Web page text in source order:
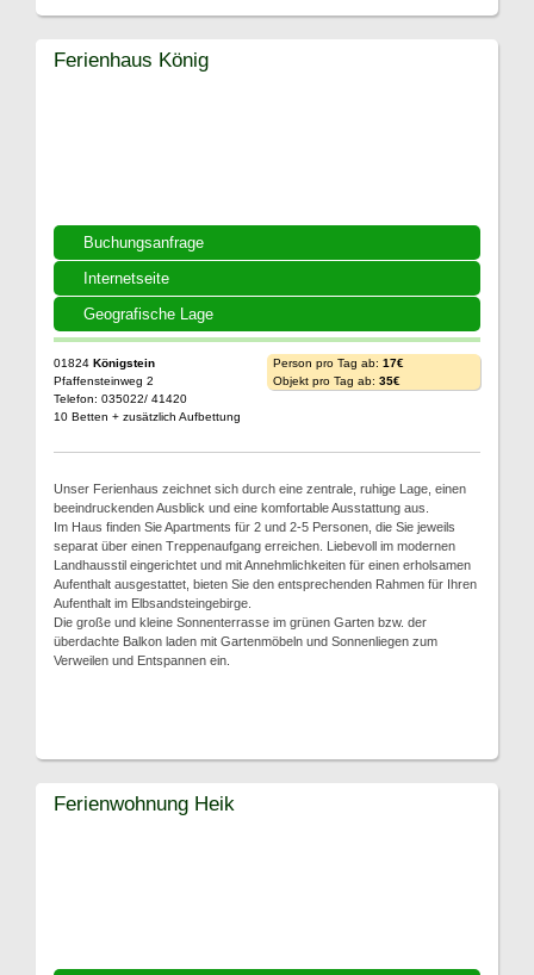
Buchungsanfrage
Internetseite
Geografische Lage
Ferienhaus König
01824 Königstein
Pfaffensteinweg 2
Telefon: 035022/ 41420
10 Betten + zusätzlich Aufbettung
Person pro Tag ab: 17€
Objekt pro Tag ab: 35€
Unser Ferienhaus zeichnet sich durch eine zentrale, ruhige Lage, einen
beeindruckenden Ausblick und eine komfortable Ausstattung aus.
Im Haus finden Sie Apartments für 2 und 2-5 Personen, die Sie jeweils
separat über einen Treppenaufgang erreichen. Liebevoll im modernen
Landhausstil eingerichtet und mit Annehmlichkeiten für einen erholsamen
Aufenthalt ausgestattet, bieten Sie den entsprechenden Rahmen für Ihren
Aufenthalt im Elbsandsteingebirge.
Die große und kleine Sonnenterrasse im grünen Garten bzw. der
überdachte Balkon laden mit Gartenmöbeln und Sonnenliegen zum
Verweilen und Entspannen ein.
Ferienwohnung Heik